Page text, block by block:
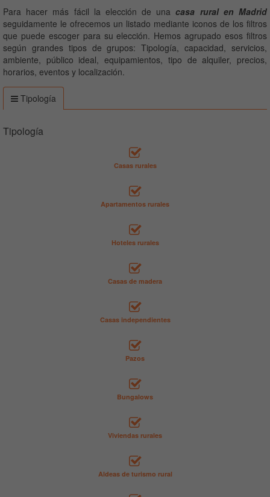
Para hacer más fácil la elección de unacasa rural en Madrid
seguidamente le ofrecemos un listado mediante iconos de los filtros
que puede escoger para su elección. Hemos agrupado esos filtros
según grandes tipos de grupos: Tipología, capacidad, servicios,
ambiente, público ideal, equipamientos, tipo de alquiler, precios,
horarios, eventos y localización.
Tipología
Tipología
Casas rurales
Apartamentos rurales
Hoteles rurales
Casas de madera
Casas independientes
Pazos
Bungalows
Viviendas rurales
Aldeas de turismo rural